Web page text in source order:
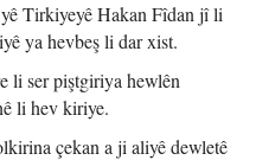
Tirkiyeyê Hakan Fîdan jî li
ya hevbeş li dar xist.
li ser piştgiriya hewlên
li hev kiriye.
çekan a ji aliyê dewletê